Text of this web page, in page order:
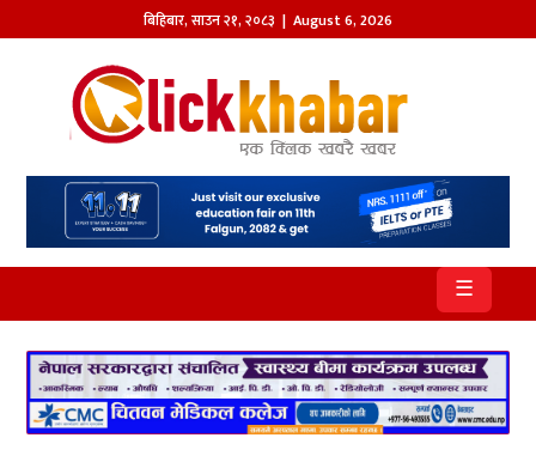
बिहिबार,साउन२१,२०८३ | August 6, 2026
होमपेज
समाज
प्रदेश
आजको
पत्रिका
सम्पादकीय
☰